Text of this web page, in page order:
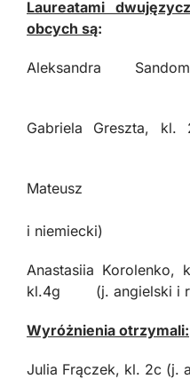
Laureatami
obcych są:
Aleksandra
(j.
Gabriela
(j.
Mateusz
(j.
i niemiecki)
Anastasiia
kl.4g (j. angielski i
Wyróżnienia otrzymali:
Julia Frączek, kl. 2c (j.